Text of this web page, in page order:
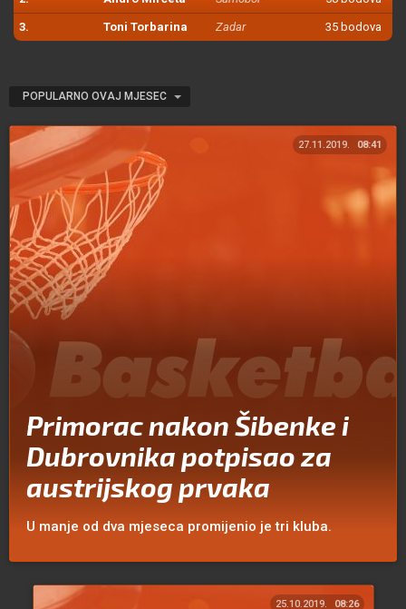
3. Toni Torbarina Zadar 35 bodova
POPULARNO OVAJ MJESEC
27.11.2019. 08:41
Primorac nakon Šibenke i
Dubrovnika potpisao za
austrijskog prvaka
U manje od dva mjeseca promijenio je tri kluba.
25.10.2019. 08:26